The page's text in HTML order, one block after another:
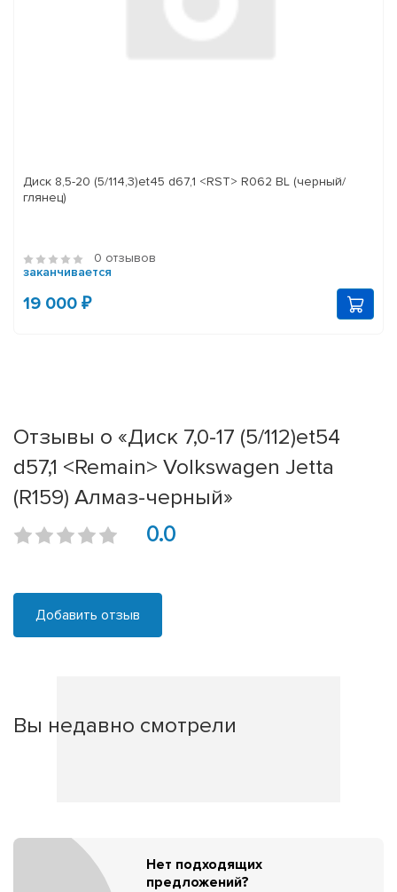
Диск 8,5-20 (5/114,3)et45 d67,1 <RST> R062 BL (черный/
глянец)
0 отзывов
заканчивается
19 000 ₽
Отзывы о «Диск 7,0-17 (5/112)et54
d57,1 <Remain> Volkswagen Jetta
(R159) Алмаз-черный»
0.0
Добавить отзыв
Вы недавно смотрели
Нет подходящих
предложений?